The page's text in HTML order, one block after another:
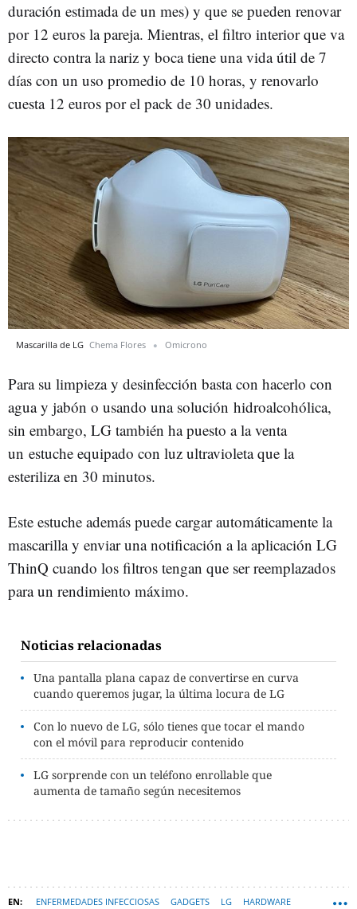
duración estimada de un mes) y que se pueden renovar
por 12 euros la pareja. Mientras, el filtro interior que va
directo contra la nariz y boca tiene una vida útil de 7
días con un uso promedio de 10 horas, y renovarlo
cuesta 12 euros por el pack de 30 unidades.
Mascarilla de LG Chema Flores Omicrono
Para su limpieza y desinfección basta con hacerlo con
agua y jabón o usando una solución hidroalcohólica,
sin embargo, LG también ha puesto a la venta
un estuche equipado con luz ultravioleta que la
esteriliza en 30 minutos.
Este estuche además puede cargar automáticamente la
mascarilla y enviar una notificación a la aplicación LG
ThinQ cuando los filtros tengan que ser reemplazados
para un rendimiento máximo.
Noticias relacionadas
Una pantalla plana capaz de convertirse en curva
cuando queremos jugar, la última locura de LG
Con lo nuevo de LG, sólo tienes que tocar el mando
con el móvil para reproducir contenido
LG sorprende con un teléfono enrollable que
aumenta de tamaño según necesitemos
ENFERMEDADES INFECCIOSAS GADGETS LG HARDWARE